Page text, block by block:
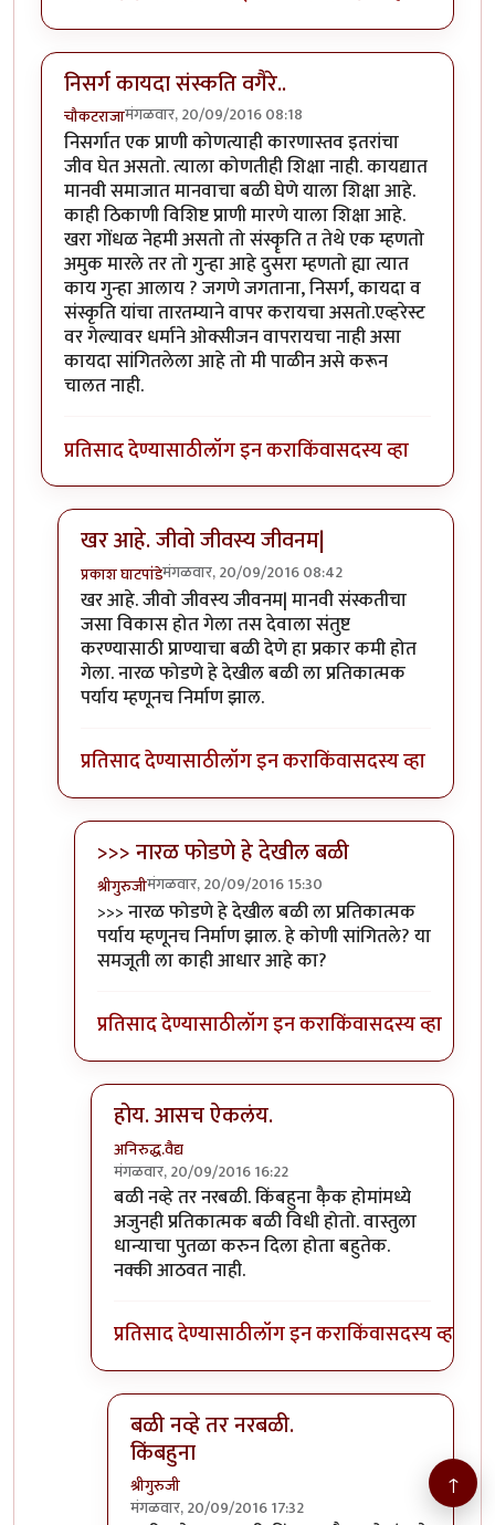
निसर्ग कायदा संस्कति वगैरे..
चौकटराजामंगळवार, 20/09/2016 08:18
निसर्गात एक प्राणी कोणत्याही कारणास्तव इतरांचा
जीव घेत असतो. त्याला कोणतीही शिक्षा नाही. कायद्यात
मानवी समाजात मानवाचा बळी घेणे याला शिक्षा आहे.
काही ठिकाणी विशिष्ट प्राणी मारणे याला शिक्षा आहे.
खरा गोंधळ नेहमी असतो तो संस्कॄति त तेथे एक म्हणतो
अमुक मारले तर तो गुन्हा आहे दुसरा म्हणतो ह्या त्यात
काय गुन्हा आलाय ? जगणे जगताना, निसर्ग, कायदा व
संस्कृति यांचा तारतम्याने वापर करायचा असतो.एव्हरेस्ट
वर गेल्यावर धर्माने ओक्सीजन वापरायचा नाही असा
कायदा सांगितलेला आहे तो मी पाळीन असे करून
चालत नाही.
प्रतिसाद देण्यासाठीलॉग इन कराकिंवासदस्य व्हा
खर आहे. जीवो जीवस्य जीवनम|
प्रकाश घाटपांडेमंगळवार, 20/09/2016 08:42
In reply toनिसर्ग कायदा संस्कति वगैरे..byचौकटराजा
खर आहे. जीवो जीवस्य जीवनम| मानवी संस्कतीचा
जसा विकास होत गेला तस देवाला संतुष्ट
करण्यासाठी प्राण्याचा बळी देणे हा प्रकार कमी होत
गेला. नारळ फोडणे हे देखील बळी ला प्रतिकात्मक
पर्याय म्हणूनच निर्माण झाल.
प्रतिसाद देण्यासाठीलॉग इन कराकिंवासदस्य व्हा
>>> नारळ फोडणे हे देखील बळी
श्रीगुरुजीमंगळवार, 20/09/2016 15:30
In reply toखर आहे. जीवो जीवस्य जीवनम|by
>>> नारळ फोडणे हे देखील बळी ला प्रतिकात्मक
पर्याय म्हणूनच निर्माण झाल. हे कोणी सांगितले? या
समजूती ला काही आधार आहे का?
प्रतिसाद देण्यासाठीलॉग इन कराकिंवासदस्य व्हा
होय. आसच ऐकलंय.
अनिरुद्ध.वैद्य
मंगळवार, 20/09/2016 16:22
In reply to>>> नारळ फोडणे हे देखील बळीby
बळी नव्हे तर नरबळी. किंबहुना कै़क होमांमध्ये
अजुनही प्रतिकात्मक बळी विधी होतो. वास्तुला
धान्याचा पुतळा करुन दिला होता बहुतेक.
नक्की आठवत नाही.
प्रतिसाद देण्यासाठीलॉग इन कराकिंवासदस्य व्हा
बळी नव्हे तर नरबळी.
किंबहुना
श्रीगुरुजी
मंगळवार, 20/09/2016 17:32
↑